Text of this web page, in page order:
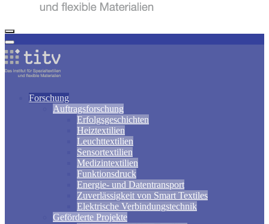
Forschung
Auftragsforschung
Erfolgsgeschichten
Heiztextilien
Leuchttextilien
Sensortextilien
Medizintextilien
Funktionsdruck
Energie- und Datentransport
Zuverlässigkeit von Smart Textiles
Elektrische Verbindungstechnik
Geförderte Projekte